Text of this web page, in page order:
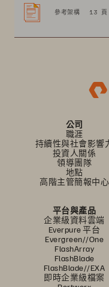
參考架構 13 頁
公司
職涯
持續性與社會影響
投資人關係
領導團隊
地點
高階主管簡報中心
平台與產品
企業級資料雲端
Everpure 平台
Evergreen//One
FlashArray
FlashBlade
FlashBlade//EXA
即時企業級檔案